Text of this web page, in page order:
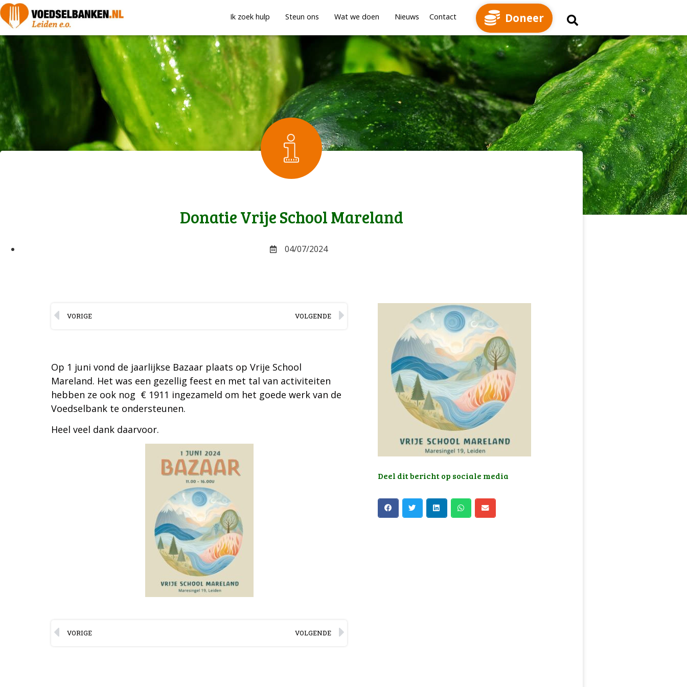
Ik zoek hulp Steun ons Wat we doen Nieuws Contact Doneer
Donatie Vrije School Mareland
04/07/2024
VORIGE VOLGENDE
Op 1 juni vond de jaarlijkse Bazaar plaats op Vrije School
Mareland. Het was een gezellig feest en met tal van activiteiten
hebben ze ook nog € 1911 ingezameld om het goede werk van de
Voedselbank te ondersteunen.
Heel veel dank daarvoor.
VORIGE VOLGENDE
Deel dit bericht op sociale media